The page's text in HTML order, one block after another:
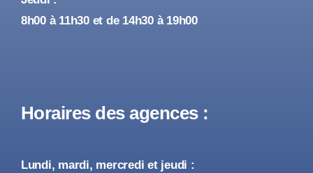
8h00 à 11h30 et de 14h30 à 19h00
Horaires des agences :
Lundi, mardi, mercredi et jeudi :